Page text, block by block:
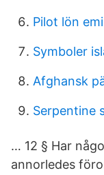
Pilot lön
Symboler
Afghansk
Serpentine
… 12 § Har
annorledes